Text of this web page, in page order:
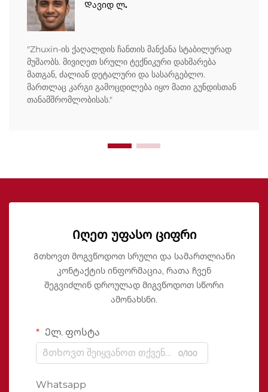
Დავიდ ლ.
"Zhuxin-ის ქაღალდის ჩანთის მანქანა სტაბილურად
მუშაობს. მივიღეთ სრული ტექნიკური დახმარება
მათგან, ძალიან დეტალური და სასარგებლო.
მართლაც კარგი გამოცდილება იყო მათი გუნდისთან
თანამშრომლობისას."
Იღეთ უფასო ციფრი
Გთხოვთ მოგვწოდოთ სრული და სამართლიანი
კონტაქტის ინფორმაცია, რათა ჩვენ
შეგვიძლინ დროულად მიგვწოდოთ სწორი
ამონახსნი.
Ელ. ფოსტა
0/100
Whatsapp